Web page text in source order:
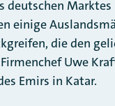
deutschen
einige
die den
Uwe
Emirs in Katar.